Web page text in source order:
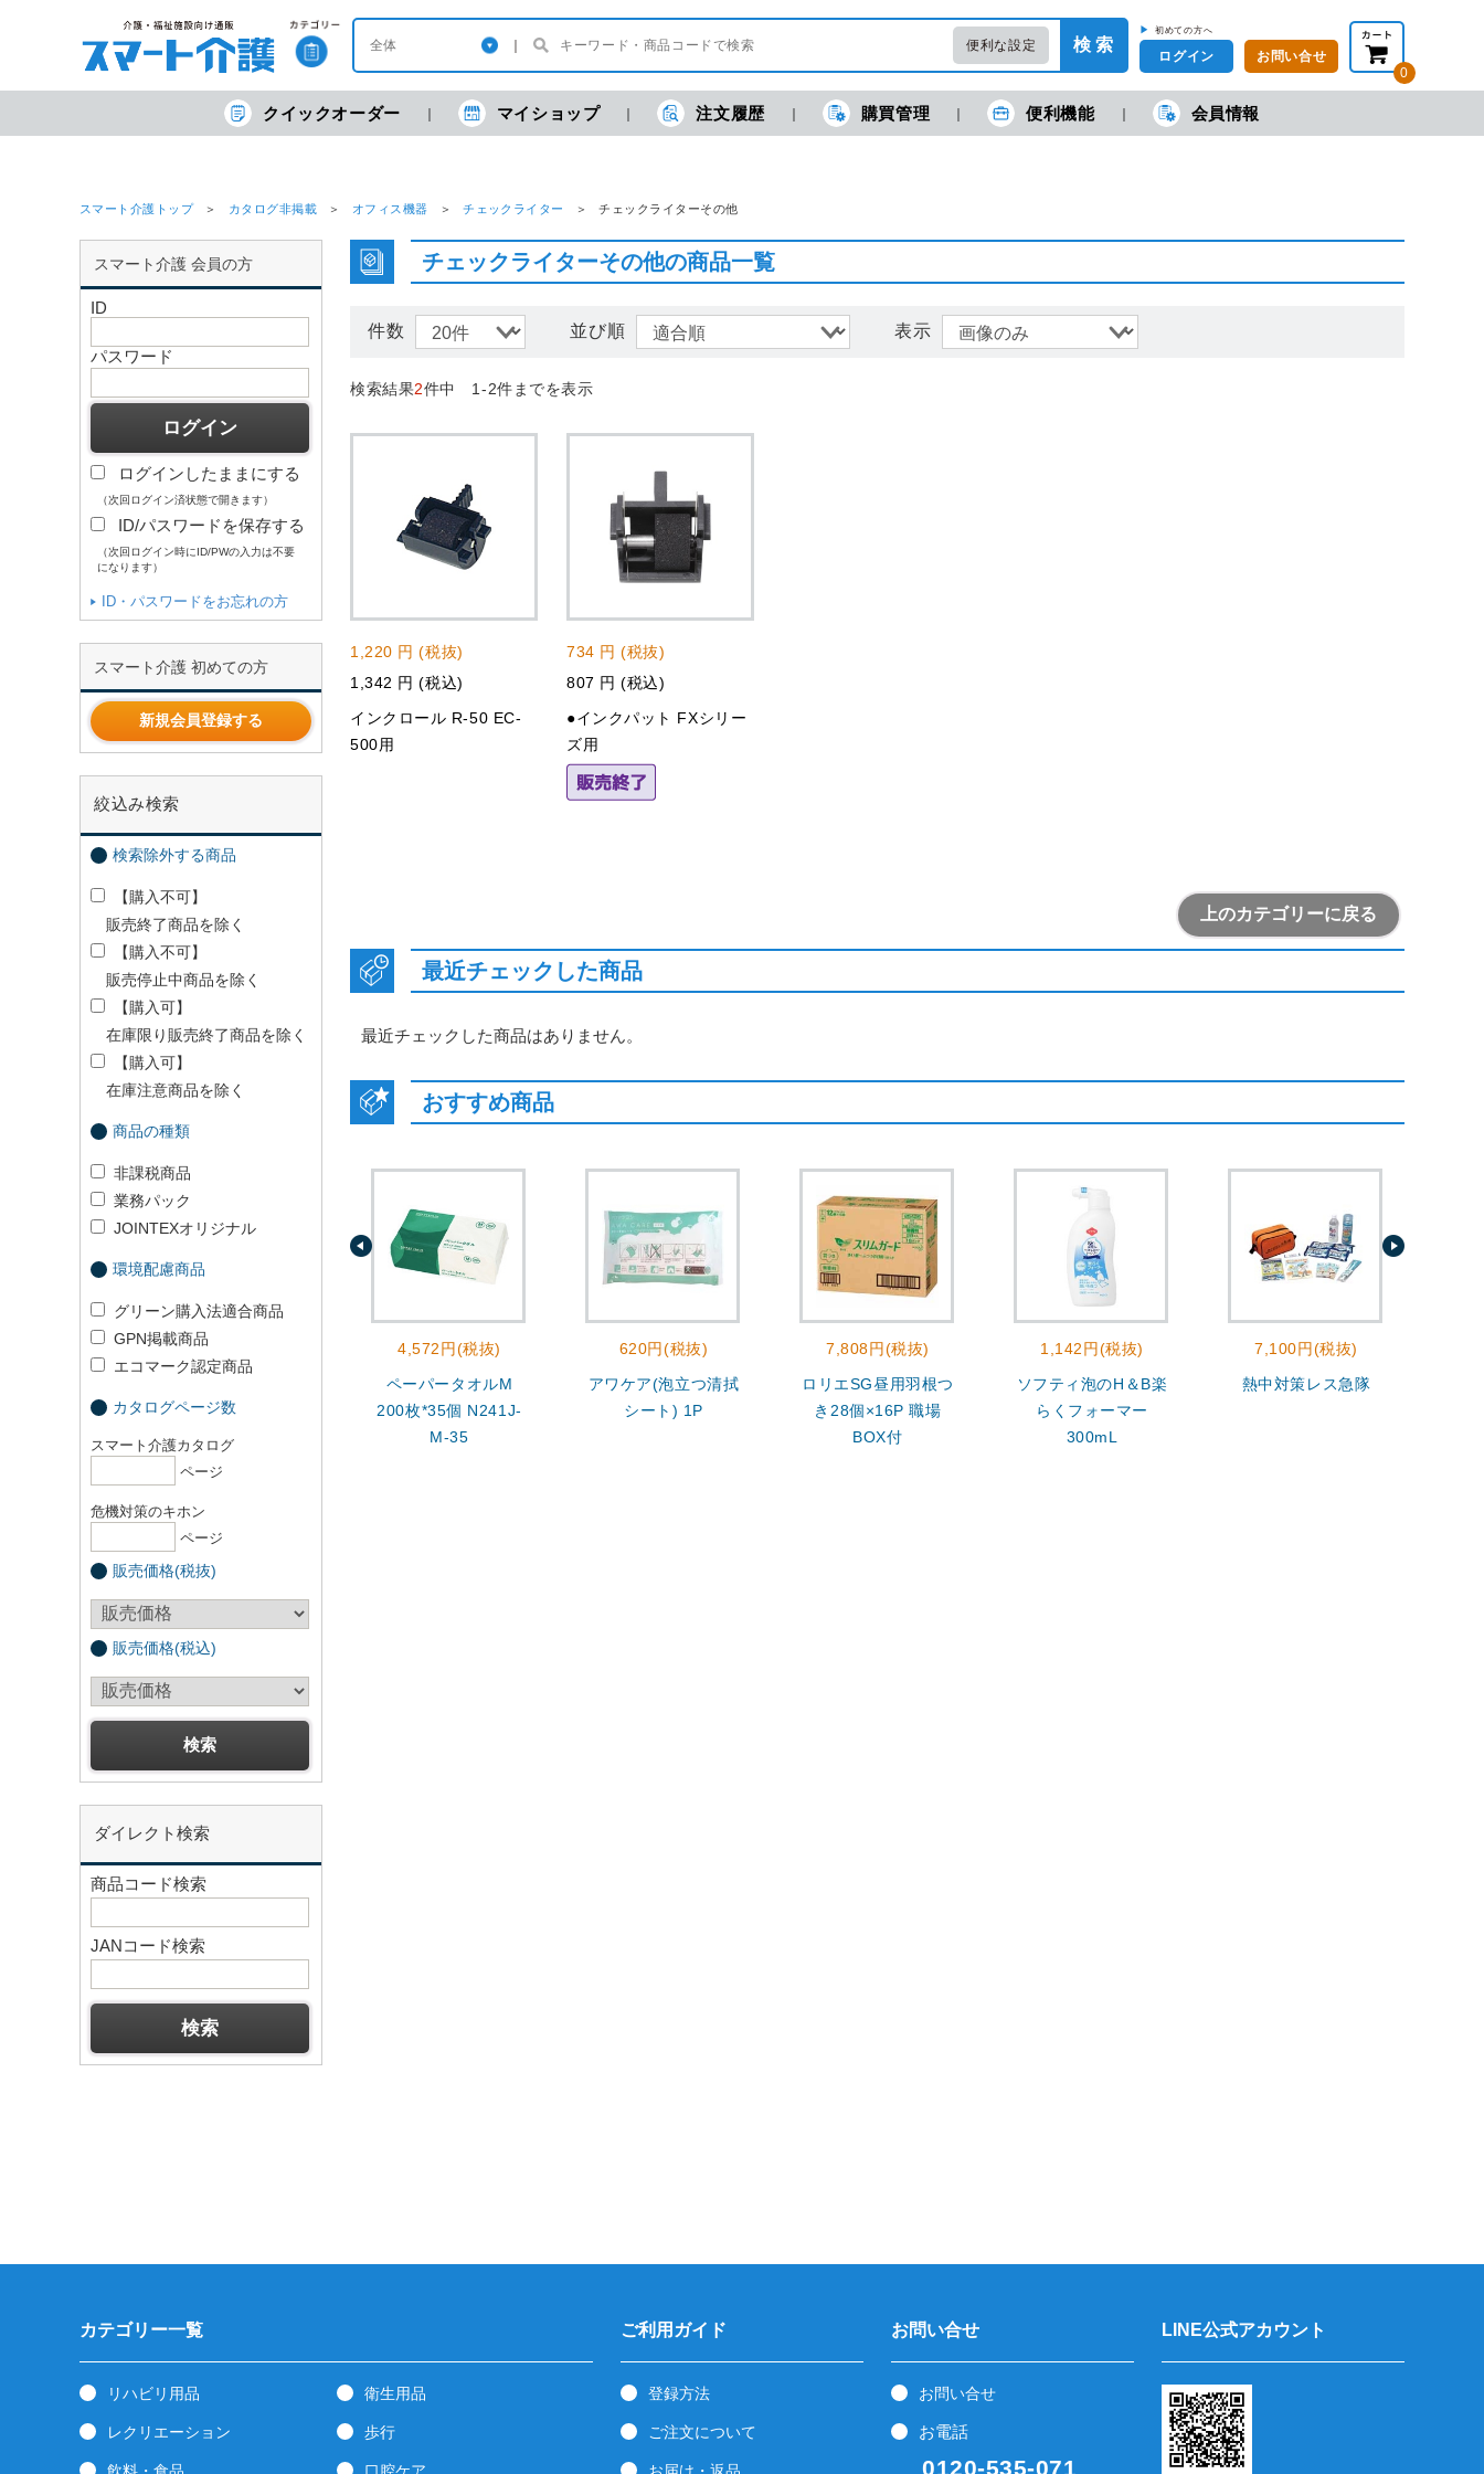
便利な設定 検 索
▶ 初めての方へ
ログイン
お問い合せ
0
現在の金額合計： 円 (税抜) 円(税込)
クイックオーダー マイショップ 注文履歴 購買管理 便利機能 会員情報
スマート介護トップ カタログ非掲載 オフィス機器 チェックライター チェックライターその他
スマート介護 会員の方
ID
パスワード
ログインしたままにする
（次回ログイン済状態で開きます）
ID/パスワードを保存する
（次回ログイン時にID/PWの入力は不要
になります）
ID・パスワードをお忘れの方
スマート介護 初めての方
新規会員登録する
絞込み検索
検索除外する商品
【購入不可】
販売終了商品を除く
【購入不可】
販売停止中商品を除く
【購入可】
在庫限り販売終了商品を除く
【購入可】
在庫注意商品を除く
商品の種類
非課税商品
業務パック
JOINTEXオリジナル
環境配慮商品
グリーン購入法適合商品
GPN掲載商品
エコマーク認定商品
カタログページ数
スマート介護カタログ
ページ
危機対策のキホン
ページ
販売価格(税抜)
販売価格(税込)
ダイレクト検索
商品コード検索
JANコード検索
チェックライターその他の商品一覧
件数 並び順 表示
検索結果2件中 1-2件までを表示
1,220 円 (税抜)
1,342 円 (税込)
インクロール R-50 EC-
500用
734 円 (税抜)
807 円 (税込)
●インクパット FXシリー
ズ用
上のカテゴリーに戻る
最近チェックした商品
最近チェックした商品はありません。
おすすめ商品
4,572円(税抜)
ペーパータオルM
200枚*35個 N241J-
M-35
620円(税抜)
アワケア(泡立つ清拭
シート) 1P
7,808円(税抜)
ロリエSG昼用羽根つ
き28個×16P 職場
BOX付
1,142円(税抜)
ソフティ泡のH＆B楽
らくフォーマー
300mL
7,100円(税抜)
熱中対策レス急隊
カテゴリー一覧
リハビリ用品 衛生用品
レクリエーション 歩行
飲料・食品 口腔ケア
ご利用ガイド
登録方法
ご注文について
お届け・返品
お問い合せ
お問い合せ
お電話
0120-535-071
LINE公式アカウント